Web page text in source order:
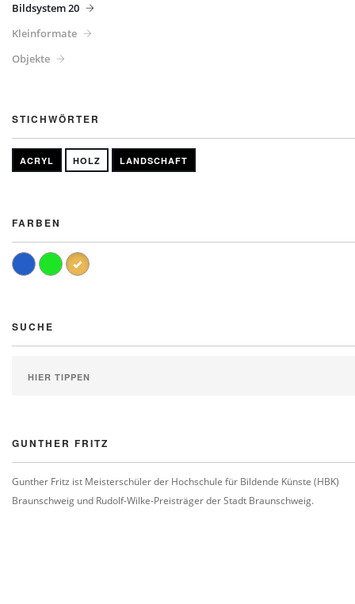
Bildsystem 20
Kleinformate
Objekte
STICHWÖRTER
ACRYL HOLZ LANDSCHAFT
FARBEN
SUCHE
GUNTHER FRITZ
Gunther Fritz ist Meisterschüler der Hochschule für Bildende Künste (HBK)
Braunschweig und Rudolf-Wilke-Preisträger der Stadt Braunschweig.